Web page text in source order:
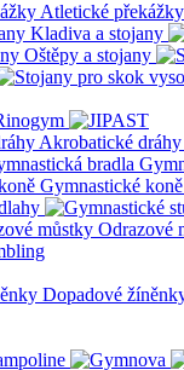
Atletické překážky
Kladiva a stojany
Oštěpy a stojany
Akrobatické dráhy
Gymnastické koně
Odrazové
Dopadové